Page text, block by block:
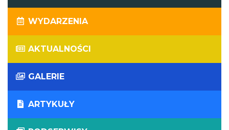
WYDARZENIA
AKTUALNOŚCI
GALERIE
ARTYKUŁY